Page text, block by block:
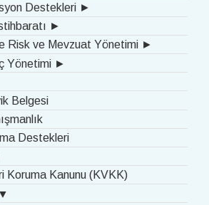
Destekleri ►
►
Risk ve Mevzuat Yönetimi ►
Yönetimi ►
Belgesi
Destekleri
Koruma Kanunu (KVKK)